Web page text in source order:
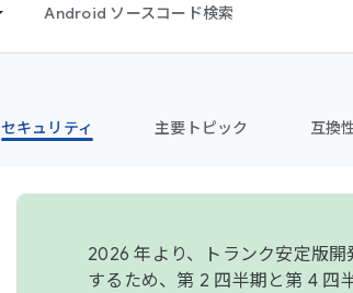
Android ソースコード検索
セキュリティ 主要トピック 互換
2026 年より、トランク安定版
するため、第 2 四半期と第 4 四